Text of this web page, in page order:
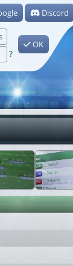
Discord
?
OK